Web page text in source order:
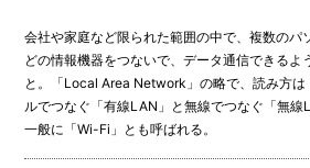
会社や家庭など限られた範囲の中で、複数のパ
どの情報機器をつないで、データ通信できるよ
と。「Local Area Network」の略で、読み方
ルでつなぐ「有線LAN」と無線でつなぐ「無
一般に「Wi-Fi」とも呼ばれる。